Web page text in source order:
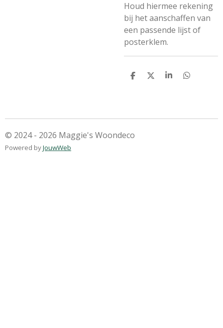
Houd hiermee rekening
bij het aanschaffen van
een passende lijst of
posterklem.
D
D
S
D
© 2024 - 2026 Maggie's Woondeco
Powered byJouwWeb